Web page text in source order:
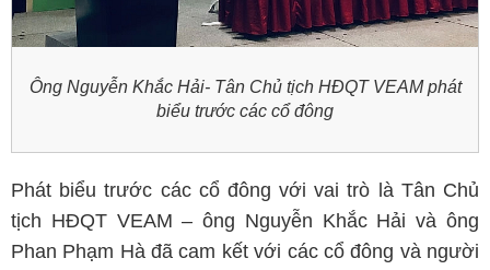
Ông Nguyễn Khắc Hải- Tân Chủ tịch HĐQT VEAM phát
biểu trước các cổ đông
Phát biểu trước các cổ đông với vai trò là Tân Chủ
tịch HĐQT VEAM – ông Nguyễn Khắc Hải và ông
Phan Phạm Hà đã cam kết với các cổ đông và người